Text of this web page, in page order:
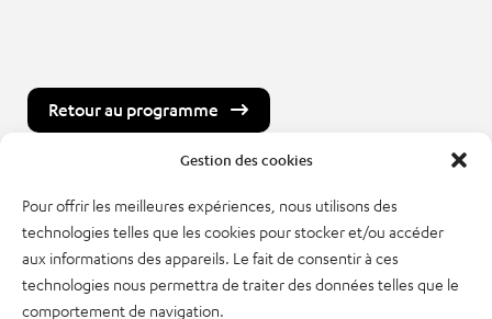
Gestion des cookies
Pour offrir les meilleures expériences, nous utilisons des
technologies telles que les cookies pour stocker et/ou accéder
aux informations des appareils. Le fait de consentir à ces
technologies nous permettra de traiter des données telles que le
comportement de navigation.
Retour au programme